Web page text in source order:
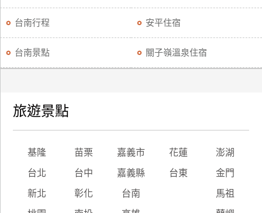
台南行程 安平住宿
台南景點 關子嶺溫泉住宿
旅遊景點
基隆 苗栗 嘉義市 花蓮 澎湖
台北 台中 嘉義縣 台東 金門
新北 彰化 台南 馬祖